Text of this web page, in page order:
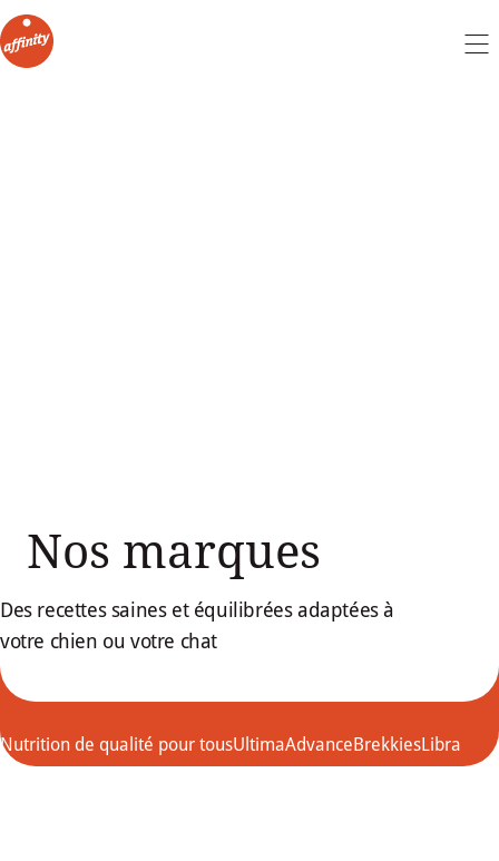
Nos marques
Des recettes saines et équilibrées adaptées à
votre chien ou votre chat
Nutrition de qualité pour tousUltimaAdvanceBrekkiesLibra